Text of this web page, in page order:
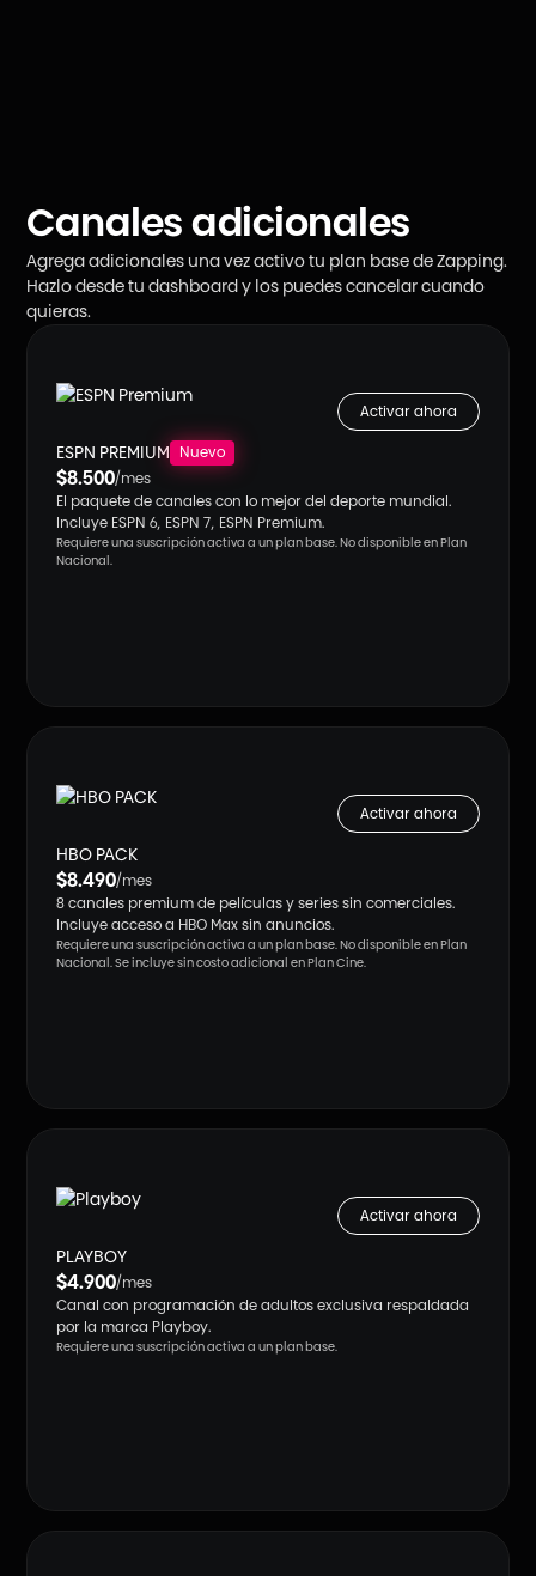
Canales adicionales
Agrega adicionales una vez activo tu plan base de Zapping.
Hazlo desde tu dashboard y los puedes cancelar cuando
quieras.
Activar ahora
ESPN PREMIUM Nuevo
$8.500/mes
El paquete de canales con lo mejor del deporte mundial.
Incluye ESPN 6, ESPN 7, ESPN Premium.
Requiere una suscripción activa a un plan base. No disponible en Plan
Nacional.
Activar ahora
HBO PACK
$8.490/mes
8 canales premium de películas y series sin comerciales.
Incluye acceso a HBO Max sin anuncios.
Requiere una suscripción activa a un plan base. No disponible en Plan
Nacional. Se incluye sin costo adicional en Plan Cine.
Activar ahora
PLAYBOY
$4.900/mes
Canal con programación de adultos exclusiva respaldada
por la marca Playboy.
Requiere una suscripción activa a un plan base.